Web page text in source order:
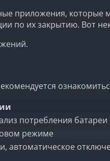
приложения,
по их закрытию. Вот
потребления батареи
режиме
автоматическое